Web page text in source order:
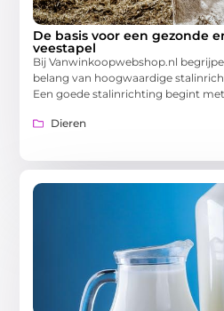
De basis voor een gezonde
veestapel
Bij Vanwinkoopwebshop.nl
belang van hoogwaardige
Een goede stalinrichting begint
Dieren